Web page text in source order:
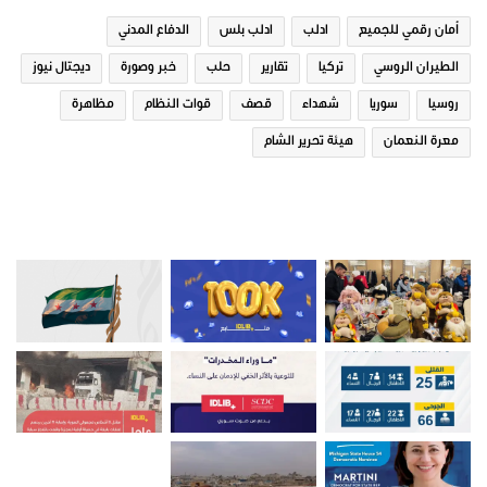
مشروبات رمضانية في ريف ادلب
تقارير
أمان رقمي للجميع ادلب ادلب بلس الدفاع المدني
الطيران الروسي تركيا تقارير حلب خبر وصورة ديجتال نيوز
روسيا سوريا شهداء قصف قوات النظام مظاهرة
معرة النعمان هيئة تحرير الشام